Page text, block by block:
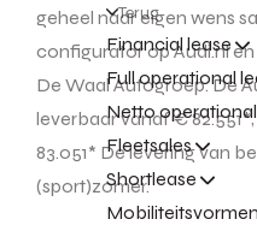
Terug
Financial lease
Full operational
Netto
Fleetsales
Shortlease
Mobiliteitsvormen
geheel naar eigen wens
configurator op Audi.nl
De Waal Autogroep. De
leverbaar vanaf €
83.051* De levering van
(sport)zomer.